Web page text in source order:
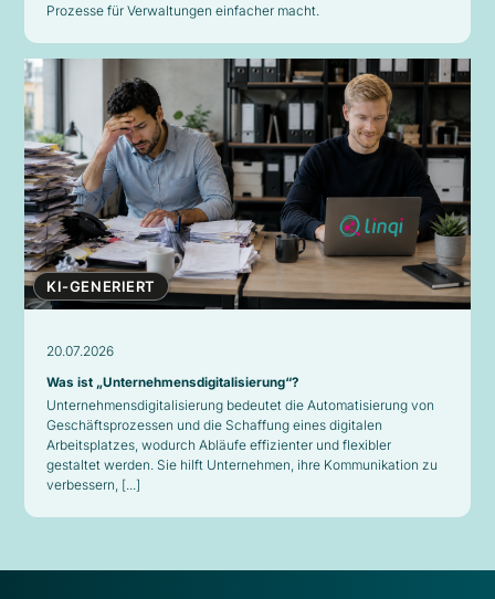
Prozesse für Verwaltungen einfacher macht.
KI-GENERIERT
20.07.2026
Was ist „Unternehmensdigitalisierung“?
Unternehmensdigitalisierung bedeutet die Automatisierung von
Geschäftsprozessen und die Schaffung eines digitalen
Arbeitsplatzes, wodurch Abläufe effizienter und flexibler
gestaltet werden. Sie hilft Unternehmen, ihre Kommunikation zu
verbessern, [...]